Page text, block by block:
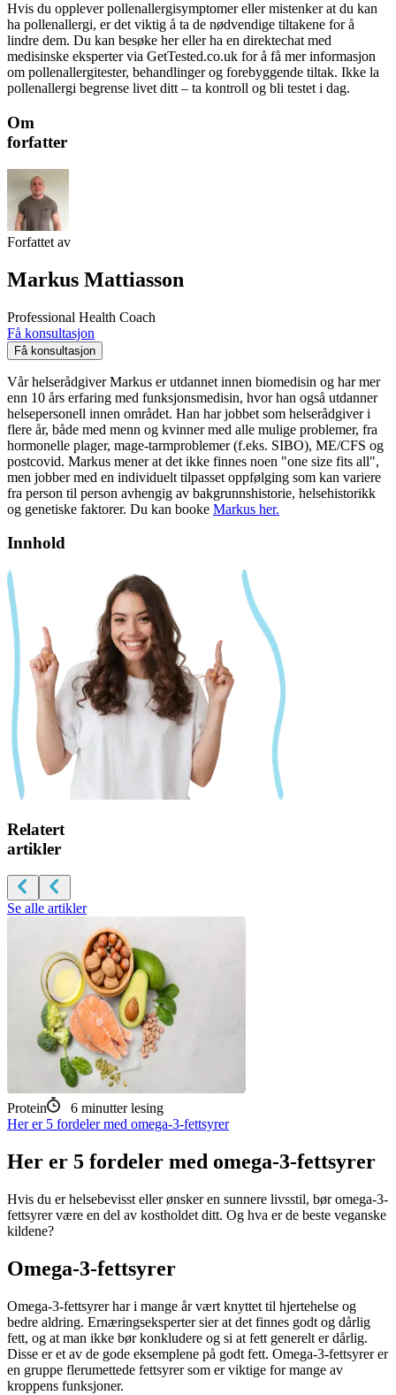
Hvis du opplever pollenallergisymptomer eller mistenker at du kan
ha pollenallergi, er det viktig å ta de nødvendige tiltakene for å
lindre dem. Du kan besøke her eller ha en direktechat med
medisinske eksperter via GetTested.co.uk for å få mer informasjon
om pollenallergitester, behandlinger og forebyggende tiltak. Ikke la
pollenallergi begrense livet ditt – ta kontroll og bli testet i dag.
Om
forfatter
Forfattet av
Markus Mattiasson
Professional Health Coach
Få konsultasjon
Få konsultasjon
Vår helserådgiver Markus er utdannet innen biomedisin og har mer
enn 10 års erfaring med funksjonsmedisin, hvor han også utdanner
helsepersonell innen området. Han har jobbet som helserådgiver i
flere år, både med menn og kvinner med alle mulige problemer, fra
hormonelle plager, mage-tarmproblemer (f.eks. SIBO), ME/CFS og
postcovid. Markus mener at det ikke finnes noen "one size fits all",
men jobber med en individuelt tilpasset oppfølging som kan variere
fra person til person avhengig av bakgrunnshistorie, helsehistorikk
og genetiske faktorer. Du kan booke Markus her.
Innhold
Relatert
artikler
Se alle artikler
Protein 6 minutter lesing
Her er 5 fordeler med omega-3-fettsyrer
Her er 5 fordeler med omega-3-fettsyrer
Hvis du er helsebevisst eller ønsker en sunnere livsstil, bør omega-3-
fettsyrer være en del av kostholdet ditt. Og hva er de beste veganske
kildene?
Omega-3-fettsyrer
Omega-3-fettsyrer har i mange år vært knyttet til hjertehelse og
bedre aldring. Ernæringseksperter sier at det finnes godt og dårlig
fett, og at man ikke bør konkludere og si at fett generelt er dårlig.
Disse er et av de gode eksemplene på godt fett. Omega-3-fettsyrer er
en gruppe flerumettede fettsyrer som er viktige for mange av
kroppens funksjoner.